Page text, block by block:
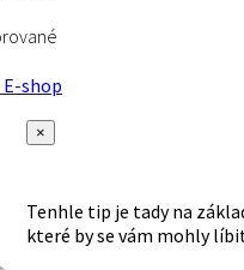
shop
×
Tenhle tip je tady na
které by se vám mohly